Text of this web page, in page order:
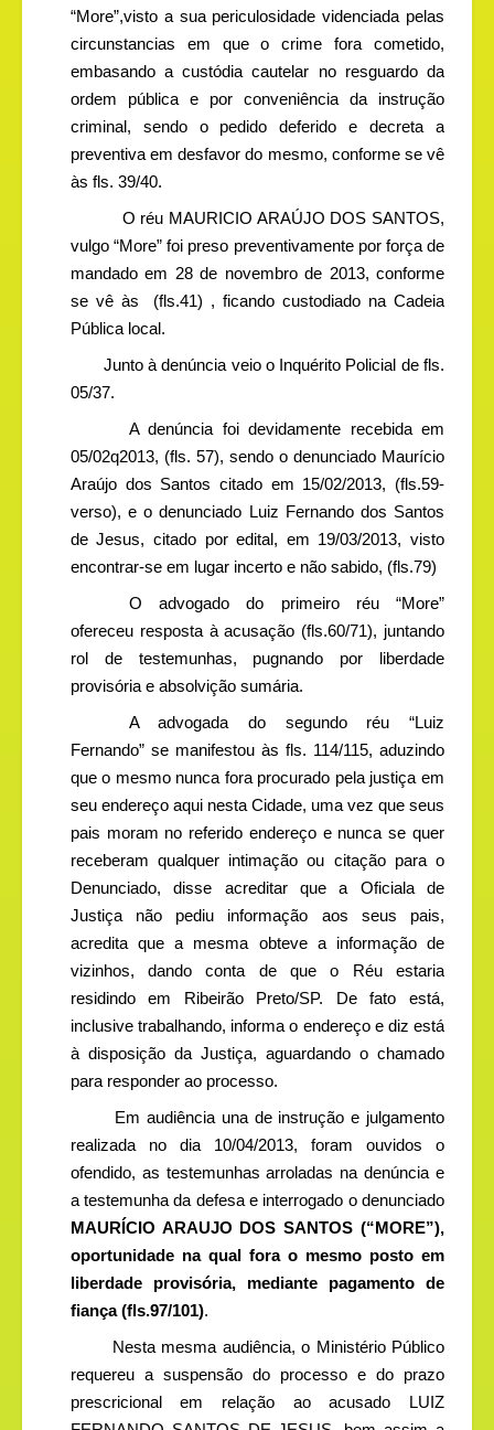
“More”,visto a sua periculosidade videnciada pelas
circunstancias em que o crime fora cometido,
embasando a custódia cautelar no resguardo da
ordem pública e por conveniência da instrução
criminal, sendo o pedido deferido e decreta a
preventiva em desfavor do mesmo, conforme se vê
às fls. 39/40.
O réu MAURICIO ARAÚJO DOS SANTOS,
vulgo “More” foi preso preventivamente por força de
mandado em 28 de novembro de 2013, conforme
se vê às
(fls.41) , ficando custodiado na Cadeia
Pública local.
Junto à denúncia veio o Inquérito Policial de fls.
05/37.
A denúncia foi devidamente recebida em
05/02q2013, (fls. 57), sendo o denunciado Maurício
Araújo dos Santos citado em 15/02/2013, (fls.59-
verso), e o denunciado Luiz Fernando dos Santos
de Jesus, citado por edital, em 19/03/2013, visto
encontrar-se em lugar incerto e não sabido, (fls.79)
O advogado do primeiro réu “More”
ofereceu resposta à acusação (fls.60/71), juntando
rol de testemunhas, pugnando por liberdade
provisória e absolvição sumária.
A advogada do segundo réu “Luiz
Fernando” se manifestou às fls. 114/115, aduzindo
que o mesmo nunca fora procurado pela justiça em
seu endereço aqui nesta Cidade, uma vez que seus
pais moram no referido endereço e nunca se quer
receberam qualquer intimação ou citação para o
Denunciado, disse acreditar que a Oficiala de
Justiça não pediu informação aos seus pais,
acredita que a mesma obteve a informação de
vizinhos, dando conta de que o Réu estaria
residindo em Ribeirão Preto/SP. De fato está,
inclusive trabalhando, informa o endereço e diz está
à disposição da Justiça, aguardando o chamado
para responder ao processo.
Em audiência una de instrução e julgamento
realizada no dia 10/04/2013, foram ouvidos o
ofendido, as testemunhas arroladas na denúncia e
a testemunha da defesa e interrogado o denunciado
MAURÍCIO ARAUJO DOS SANTOS (“MORE”),
oportunidade na qual fora o mesmo posto em
liberdade provisória, mediante pagamento de
fiança (fls.97/101).
Nesta mesma audiência, o Ministério Público
requereu a suspensão do processo e do prazo
prescricional em relação ao acusado LUIZ